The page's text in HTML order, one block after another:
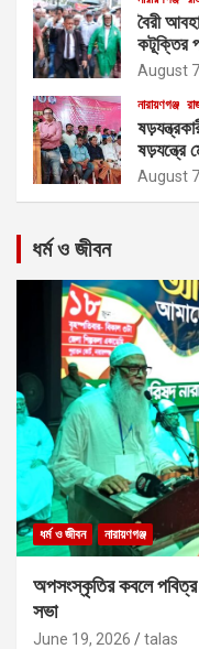
বৈরী
কটূক্তির
August
নারায়ণগঞ্জ
ষড়যন্ত্রে
August
ধর্ম ও জীবন
ধর্ম ও জীবন নারায়ণগঞ্জ
অপসংস্কৃতির কবলে
সভা
June 19, 2026 talas